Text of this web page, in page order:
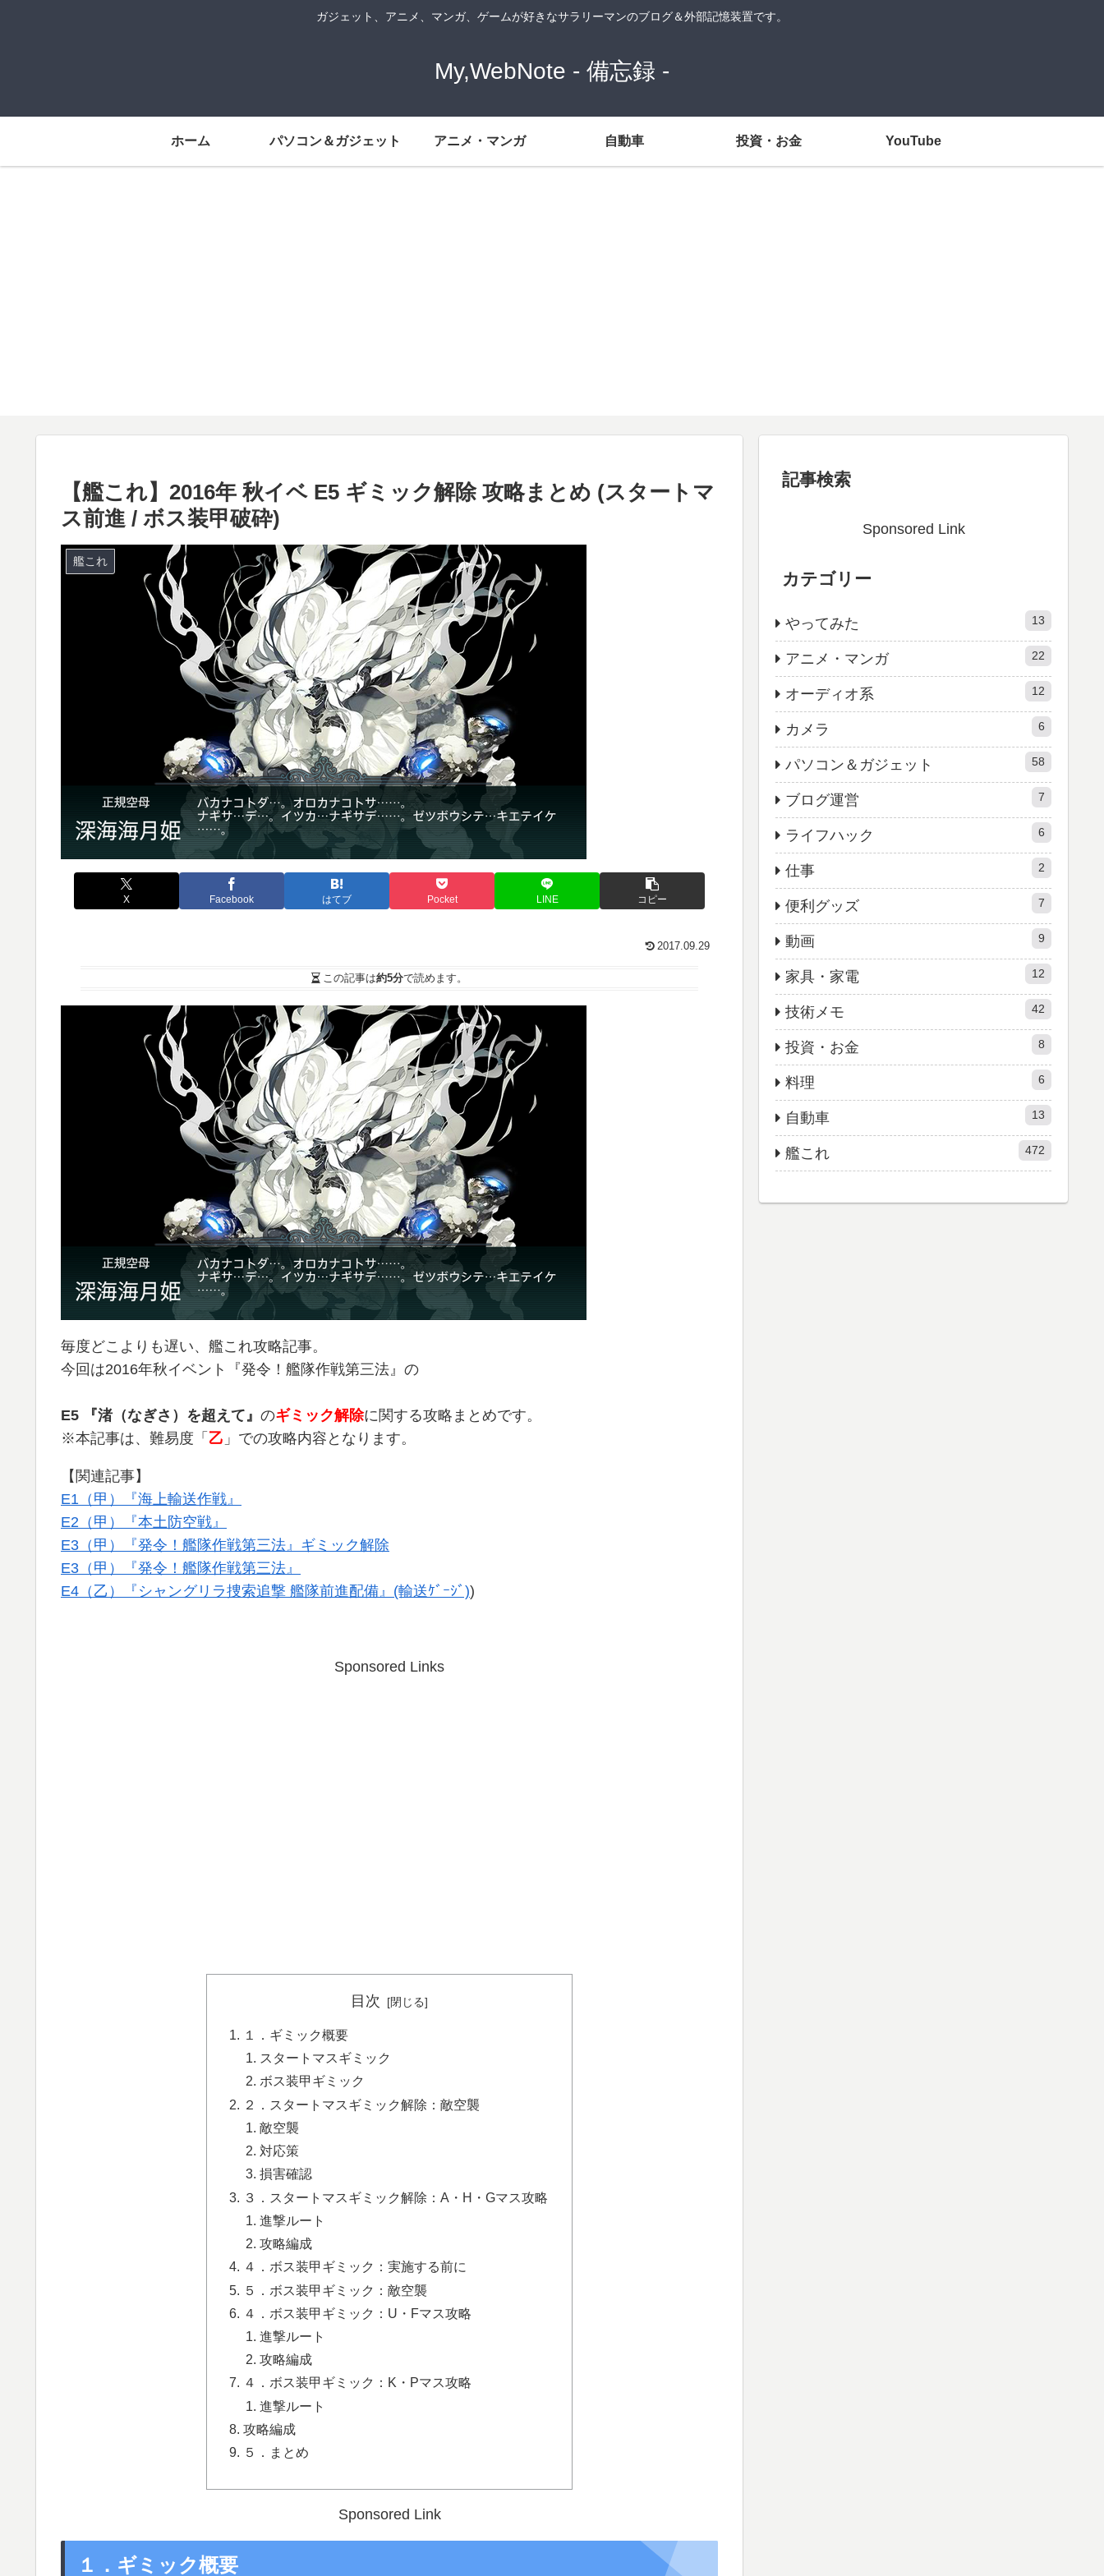
ガジェット、アニメ、マンガ、ゲームが好きなサラリーマンのブログ＆外部記憶装置です。
My,WebNote - 備忘録 -
ホーム パソコン＆ガジェット アニメ・マンガ 自動車 投資・お金 YouTube
【艦これ】2016年 秋イベ E5 ギミック解除 攻略まとめ (スタートマ
ス前進 / ボス装甲破砕)
艦これ
X Facebook はてブ Pocket LINE コピー
2017.09.29
この記事は約5分で読めます。
毎度どこよりも遅い、艦これ攻略記事。
今回は2016年秋イベント『発令！艦隊作戦第三法』の
E5 『渚（なぎさ）を超えて』 のギミック解除に関する攻略まとめです。
※本記事は、難易度「 乙 」での攻略内容となります。
【関連記事】
E1（甲）『海上輸送作戦』
E2（甲）『本土防空戦』
E3（甲）『発令！艦隊作戦第三法』ギミック解除
E3（甲）『発令！艦隊作戦第三法』
E4（乙）『シャングリラ捜索追撃 艦隊前進配備』(輸送ｹﾞｰｼﾞ))
Sponsored Links
目次
１．ギミック概要
スタートマスギミック
ボス装甲ギミック
２．スタートマスギミック解除：敵空襲
敵空襲
対応策
損害確認
３．スタートマスギミック解除：A・H・Gマス攻略
進撃ルート
攻略編成
４．ボス装甲ギミック：実施する前に
５．ボス装甲ギミック：敵空襲
４．ボス装甲ギミック：U・Fマス攻略
進撃ルート
攻略編成
４．ボス装甲ギミック：K・Pマス攻略
進撃ルート
攻略編成
５．まとめ
Sponsored Link
１．ギミック概要
記事検索
Sponsored Link
カテゴリー
やってみた 13
アニメ・マンガ 22
オーディオ系 12
カメラ 6
パソコン＆ガジェット 58
ブログ運営 7
ライフハック 6
仕事 2
便利グッズ 7
動画 9
家具・家電 12
技術メモ 42
投資・お金 8
料理 6
自動車 13
艦これ 472